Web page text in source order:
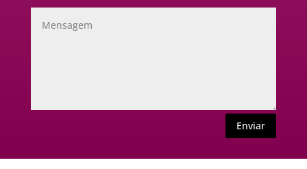
Enviar